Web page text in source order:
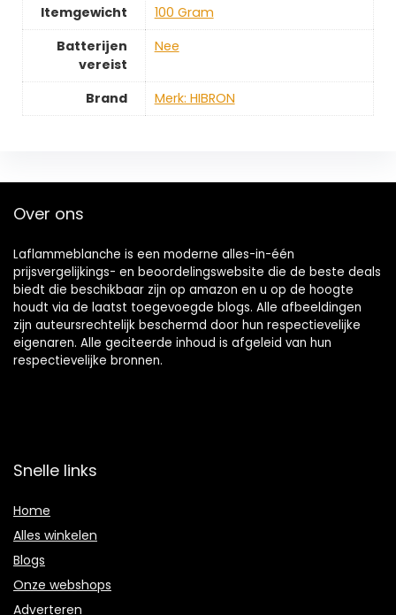
Itemgewicht
‎100 Gram
Batterijen
vereist
‎Nee
Brand Merk: HIBRON
Over ons
Laflammeblanche is een moderne alles-in-één
prijsvergelijkings- en beoordelingswebsite die de beste deals
biedt die beschikbaar zijn op amazon en u op de hoogte
houdt via de laatst toegevoegde blogs. Alle afbeeldingen
zijn auteursrechtelijk beschermd door hun respectievelijke
eigenaren. Alle geciteerde inhoud is afgeleid van hun
respectievelijke bronnen.
Snelle links
Home
Alles winkelen
Blogs
Onze webshops
Adverteren